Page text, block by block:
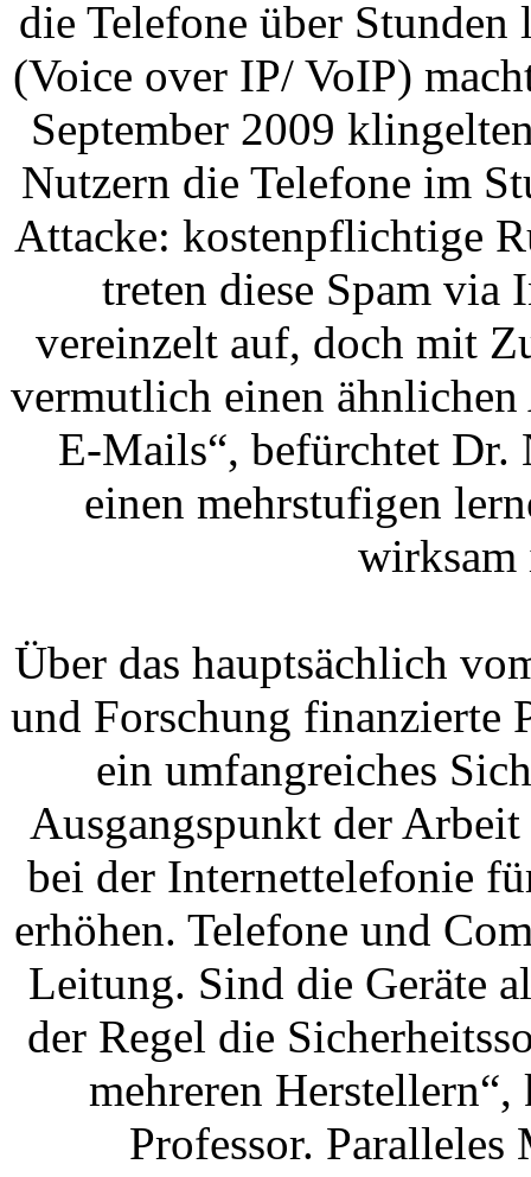
die Telefone über
(Voice over IP/ VoIP)
September 2009
Nutzern die Telefone im
Attacke: kostenpflichtige
treten diese Spam via
vereinzelt auf, doch mit
vermutlich einen
E-Mails“, befürchtet Dr.
einen mehrstufigen
wirksam
Über das hauptsächlich
und Forschung finanzierte
ein umfangreiches
Ausgangspunkt der
bei der Internettelefonie
erhöhen. Telefone und
Leitung. Sind die Geräte
der Regel die
mehreren
Professor.